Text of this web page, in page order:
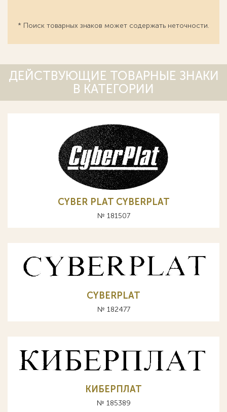
* Поиск товарных знаков может содержать неточности.
ДЕЙСТВУЮЩИЕ ТОВАРНЫЕ ЗНАКИ
В КАТЕГОРИИ
CYBER PLAT CYBERPLAT
№ 181507
CYBERPLAT
№ 182477
КИБЕРПЛАТ
№ 185389